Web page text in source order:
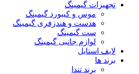
تجهیزات گیمینگ
موس و کیبورد گیمینگ
هدست و هندزفری گیمینگ
ست گیمینگ
لوازم جانبی گیمینگ
لایف استایل
برند ها
برند تندا